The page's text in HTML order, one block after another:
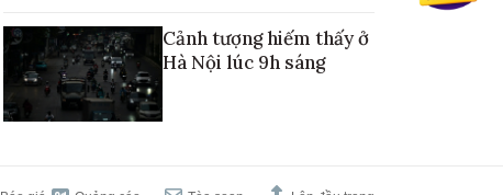
Cảnh tượng hiếm thấy ở
Hà Nội lúc 9h sáng